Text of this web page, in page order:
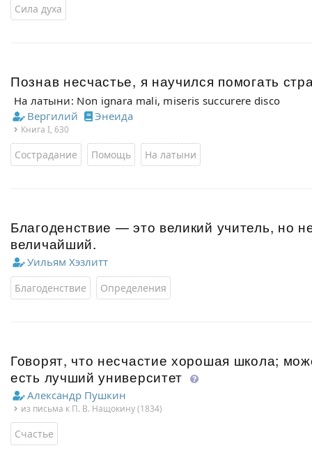
Сила духа
Познав несчастье, я научился помогать
На латыни: Non ignara mali, miseris succurere disco
Вергилий
Энеида
Книга I, 630
Сострадание Помощь На латыни
Благоденствие — это великий учитель, но
величайший.
Уильям Хэзлитт
Благоденствие Определения
Говорят, что несчастие хорошая школа;
есть лучший университет
Александр Пушкин
из письма к П. В. Нащокину (1834)
Счастье